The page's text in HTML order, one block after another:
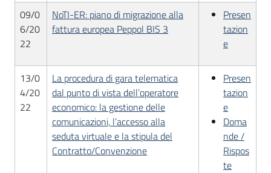
09/0
6/20
22
NoTI-ER: piano di migrazione alla
fattura europea Peppol BIS 3
Presen
tazion
e
13/0
4/20
22
La procedura di gara telematica
dal punto di vista dell’operatore
economico: la gestione delle
comunicazioni, l’accesso alla
seduta virtuale e la stipula del
Contratto/Convenzione
Presen
tazion
e
Doma
nde /
Rispos
te